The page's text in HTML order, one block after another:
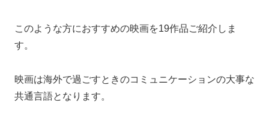
このような方におすすめの映画を19作品ご紹介しま
す。
映画は海外で過ごすときのコミュニケーションの大事な
共通言語となります。